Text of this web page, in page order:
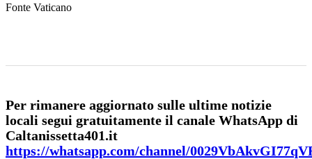
Fonte Vaticano
Per rimanere aggiornato sulle ultime notizie
locali segui gratuitamente il canale WhatsApp di
Caltanissetta401.it
https://whatsapp.com/channel/